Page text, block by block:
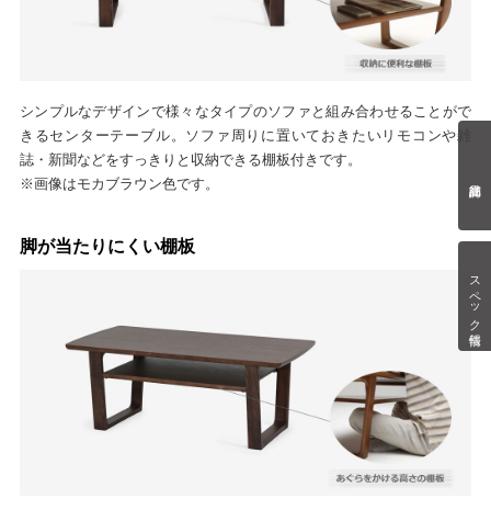
スペック情報
シンプルなデザインで様々なタイプのソファと組み合わせることがで
きるセンターテーブル。ソファ周りに置いておきたいリモコンや雑
誌・新聞などをすっきりと収納できる棚板付きです。
※画像はモカブラウン色です。
脚が当たりにくい棚板